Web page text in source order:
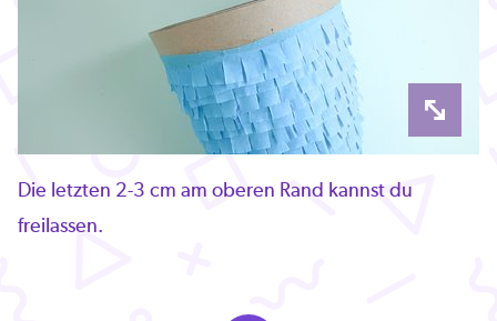
Die letzten 2-3 cm am oberen Rand kannst du
freilassen.